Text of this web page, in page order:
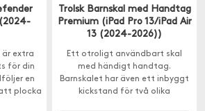
är extra
för din
en
plocka
Trolsk Barnskal med Handtag
Premium (iPad Pro 13/iPad Air
13 (2024-2026))
Ett otroligt användbart skal
med händigt handtag.
Barnskalet har även ett inbyggt
kickstand för två olika